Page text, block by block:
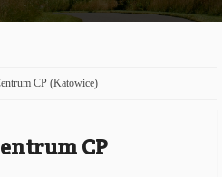
CP (Katowice)
CP